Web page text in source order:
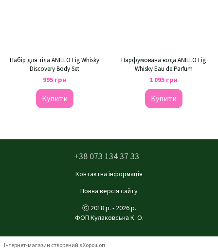
Набір для тіла ANILLO Fig Whisky
Discovery Body Set
995 грн
Купити
Парфумована вода ANILLO Fig
Whisky Eau de Parfum
1 095 грн
Купити
+38 073 134 37 33
Контактна інформація
Повна версія сайту
ⓒ 2018 р. - 2026 р.
ФОП Кулаковська К. О.
Інтернет-магазин створений з Хорошоп